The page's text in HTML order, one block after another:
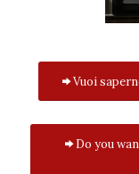
Vuoi
Do you